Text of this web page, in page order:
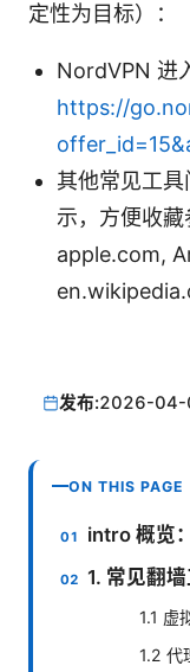
定性为目标）：
NordVPN 进
https://
其他常见工
示，方便收
apple.com,
发布:2026-04-
ON THIS PAGE
intro 概览
1. 常见翻
1.1 虚
1.2 代